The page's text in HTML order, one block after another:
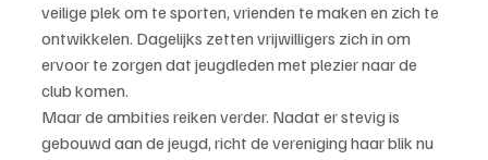
veilige plek om te sporten, vrienden te maken en zich te
ontwikkelen. Dagelijks zetten vrijwilligers zich in om
ervoor te zorgen dat jeugdleden met plezier naar de
club komen.
Maar de ambities reiken verder. Nadat er stevig is
gebouwd aan de jeugd, richt de vereniging haar blik nu